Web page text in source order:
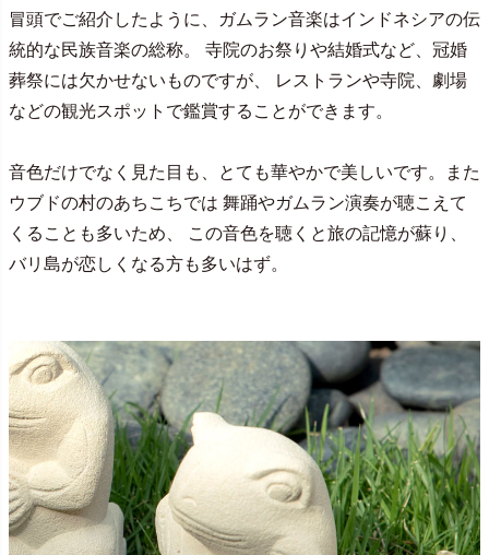
冒頭でご紹介したように、ガムラン音楽はインドネシアの伝
統的な民族音楽の総称。 寺院のお祭りや結婚式など、冠婚
葬祭には欠かせないものですが、 レストランや寺院、劇場
などの観光スポットで鑑賞することができます。
音色だけでなく見た目も、とても華やかで美しいです。また
ウブドの村のあちこちでは 舞踊やガムラン演奏が聴こえて
くることも多いため、 この音色を聴くと旅の記憶が蘇り、
バリ島が恋しくなる方も多いはず。